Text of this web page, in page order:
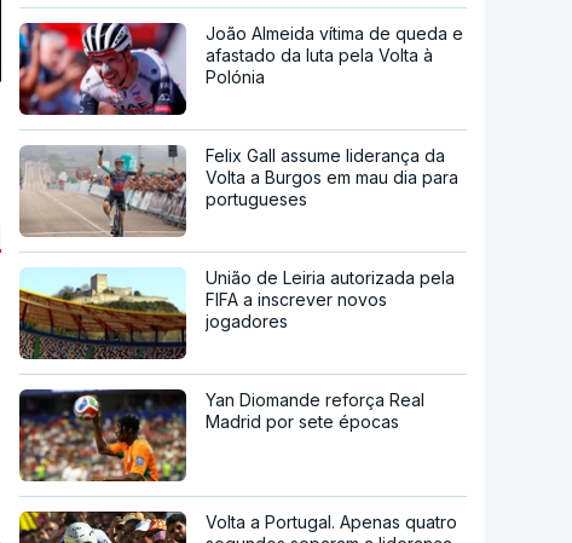
João Almeida vítima de queda e
afastado da luta pela Volta à
Polónia
Felix Gall assume liderança da
Volta a Burgos em mau dia para
portugueses
União de Leiria autorizada pela
FIFA a inscrever novos
jogadores
Yan Diomande reforça Real
Madrid por sete épocas
Volta a Portugal. Apenas quatro